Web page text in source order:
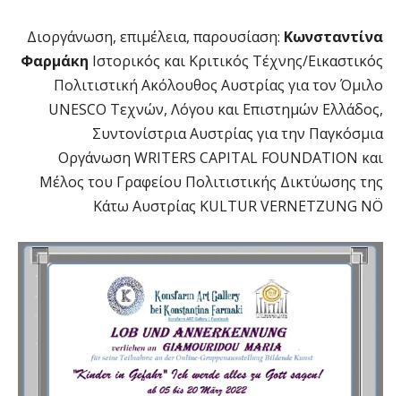
Διοργάνωση, επιμέλεια, παρουσίαση: Κωνσταντίνα
Φαρμάκη Ιστορικός και Κριτικός Τέχνης/Εικαστικός
Πολιτιστική Ακόλουθος Αυστρίας για τον Όμιλο
UNESCO Τεχνών, Λόγου και Επιστημών Ελλάδος,
Συντονίστρια Αυστρίας για την Παγκόσμια
Οργάνωση WRITERS CAPITAL FOUNDATION και
Μέλος του Γραφείου Πολιτιστικής Δικτύωσης της
Κάτω Αυστρίας KULTUR VERNETZUNG NÖ